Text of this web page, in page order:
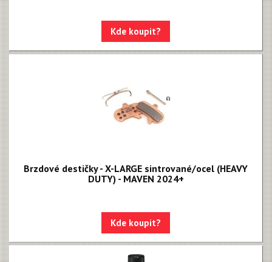
Kde koupit?
Brzdové destičky - X-LARGE sintrované/ocel (HEAVY
DUTY) - MAVEN 2024+
Kde koupit?